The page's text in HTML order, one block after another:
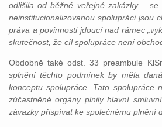
odlišila od běžné veřejné zakázky –
neinstitucionalizovanou spolupráci jsou
práva a povinnosti jdoucí nad rámec
skutečnost, že cíl spolupráce není
Obdobně také odst. 33 preambule
splnění těchto podmínek by měla
konceptu spolupráce. Tato spolupráce
zúčastněné orgány plnily hlavní
závazky přispívat ke společnému plnění